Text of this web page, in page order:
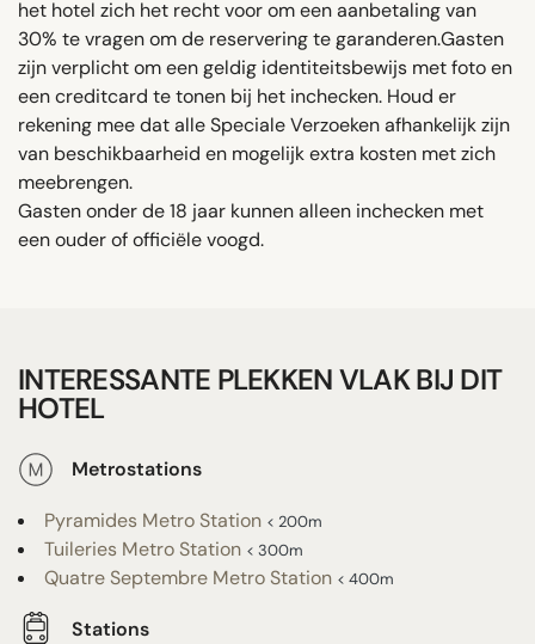
het hotel zich het recht voor om een aanbetaling van
30% te vragen om de reservering te garanderen.Gasten
zijn verplicht om een ​​geldig identiteitsbewijs met foto en
een creditcard te tonen bij het inchecken. Houd er
rekening mee dat alle Speciale Verzoeken afhankelijk zijn
van beschikbaarheid en mogelijk extra kosten met zich
meebrengen.
Gasten onder de 18 jaar kunnen alleen inchecken met
een ouder of officiële voogd.
INTERESSANTE PLEKKEN VLAK BIJ DIT
HOTEL
Metrostations
Pyramides Metro Station < 200m
Tuileries Metro Station < 300m
Quatre Septembre Metro Station < 400m
Stations